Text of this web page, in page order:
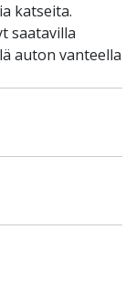
katseita.
saatavilla
auton vanteella